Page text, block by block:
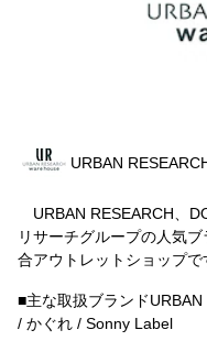
URBAN
URBAN RESEARCH、
リサーチグループの人気
合アウトレットショップで
■主な取扱ブランド
/ かぐれ / Sonny Label